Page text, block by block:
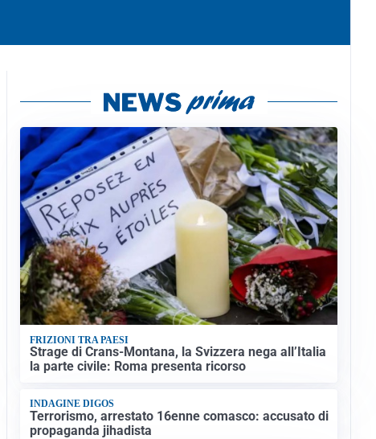
FRIZIONI TRA PAESI
Strage di Crans-Montana, la Svizzera nega all’Italia
la parte civile: Roma presenta ricorso
INDAGINE DIGOS
Terrorismo, arrestato 16enne comasco: accusato di
propaganda jihadista